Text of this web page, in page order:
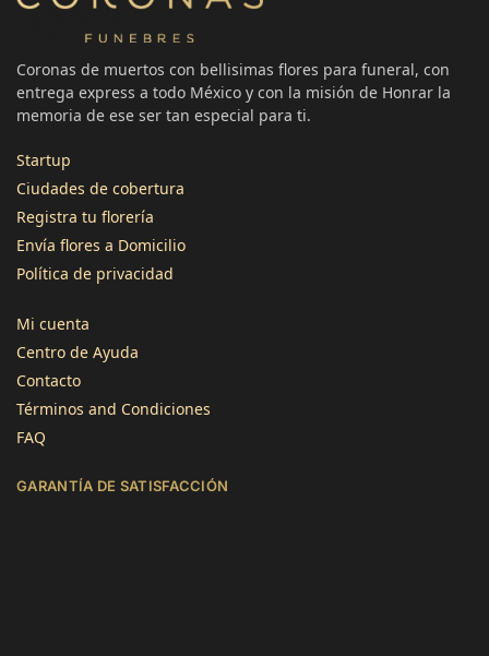
Coronas de muertos con bellisimas flores para funeral, con
entrega express a todo México y con la misión de Honrar la
memoria de ese ser tan especial para ti.
Startup
Ciudades de cobertura
Registra tu florería
Envía flores a Domicilio
Política de privacidad
Mi cuenta
Centro de Ayuda
Contacto
Términos and Condiciones
FAQ
GARANTÍA DE SATISFACCIÓN
3496 Reseñas
Cliente verificado